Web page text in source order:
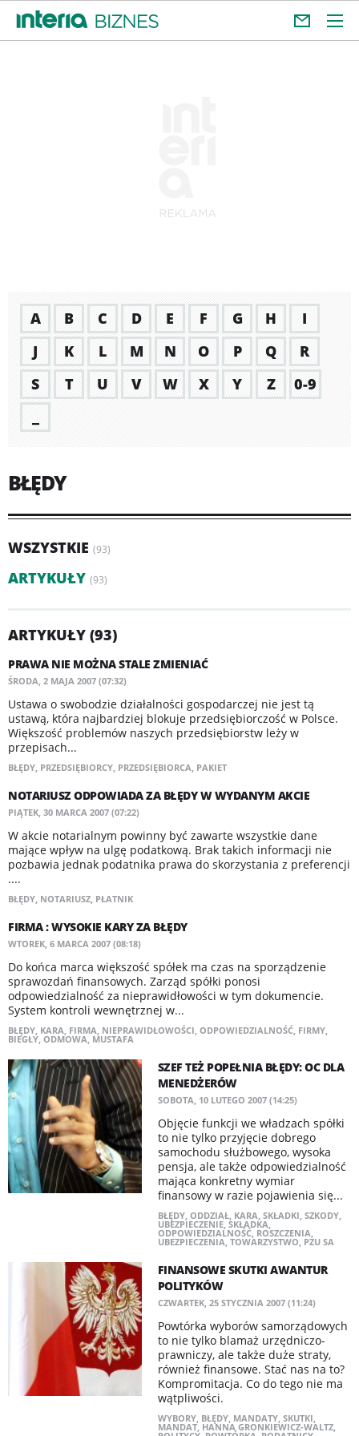
A B C D E F G H
I
J
K L M N O P Q
R
S
T U V W X Y Z
0-9
BŁĘDY
WSZYSTKIE (93)
ARTYKUŁY (93)
ARTYKUŁY (93)
PRAWA NIE MOŻNA STALE ZMIENIAĆ
ŚRODA, 2 MAJA 2007 (07:32)
Ustawa o swobodzie działalności gospodarczej nie jest tą
ustawą, która najbardziej blokuje przedsiębiorczość w Polsce.
Większość problemów naszych przedsiębiorstw leży w
przepisach...
BŁĘDY, PRZEDSIĘBIORCY, PRZEDSIĘBIORCA, PAKIET
NOTARIUSZ ODPOWIADA ZA BŁĘDY W WYDANYM AKCIE
PIĄTEK, 30 MARCA 2007 (07:22)
W akcie notarialnym powinny być zawarte wszystkie dane
mające wpływ na ulgę podatkową. Brak takich informacji nie
pozbawia jednak podatnika prawa do skorzystania z preferencji
....
BŁĘDY, NOTARIUSZ, PŁATNIK
FIRMA : WYSOKIE KARY ZA BŁĘDY
WTOREK, 6 MARCA 2007 (08:18)
Do końca marca większość spółek ma czas na sporządzenie
sprawozdań finansowych. Zarząd spółki ponosi
odpowiedzialność za nieprawidłowości w tym dokumencie.
System kontroli wewnętrznej w...
BŁĘDY, KARA, FIRMA, NIEPRAWIDŁOWOŚCI, ODPOWIEDZIALNOŚĆ, FIRMY,
BIEGŁY, ODMOWA, MUSTAFA
SZEF TEŻ POPEŁNIA BŁĘDY: OC DLA
MENEDŻERÓW
SOBOTA, 10 LUTEGO 2007 (14:25)
Objęcie funkcji we władzach spółki
to nie tylko przyjęcie dobrego
samochodu służbowego, wysoka
pensja, ale także odpowiedzialność
mająca konkretny wymiar
finansowy w razie pojawienia się...
BŁĘDY, ODDZIAŁ, KARA, SKŁADKI, SZKODY,
UBEZPIECZENIE, SKŁADKA,
ODPOWIEDZIALNOŚĆ, ROSZCZENIA,
UBEZPIECZENIA, TOWARZYSTWO, PZU SA
FINANSOWE SKUTKI AWANTUR
POLITYKÓW
CZWARTEK, 25 STYCZNIA 2007 (11:24)
Powtórka wyborów samorządowych
to nie tylko blamaż urzędniczo-
prawniczy, ale także duże straty,
również finansowe. Stać nas na to?
Kompromitacja. Co do tego nie ma
wątpliwości.
WYBORY, BŁĘDY, MANDATY, SKUTKI,
MANDAT, HANNA GRONKIEWICZ-WALTZ,